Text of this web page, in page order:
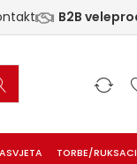
B2B
TORBE/RUKSACI